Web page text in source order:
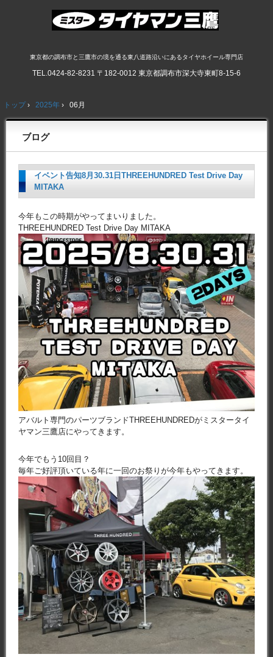
東京都の調布市と三鷹市の境を通る東八道路沿いにあるタイヤホイール専門店
TEL.0424-82-8231 〒182-0012 東京都調布市深大寺東町8-15-6
トップ › 2025年 › 06月
ブログ
イベント告知8月30.31日THREEHUNDRED Test Drive Day
MITAKA
今年もこの時期がやってまいりました。
THREEHUNDRED Test Drive Day MITAKA
アバルト専門のパーツブランドTHREEHUNDREDがミスタータイ
ヤマン三鷹店にやってきます。
今年でもう10回目？
毎年ご好評頂いている年に一回のお祭りが今年もやってきます。